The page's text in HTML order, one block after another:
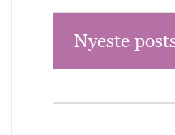
Nyeste